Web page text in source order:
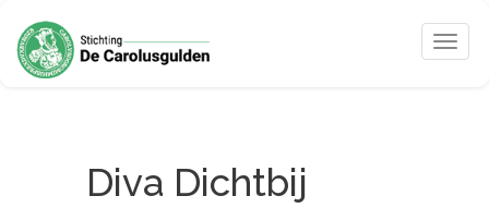
Toggle
Diva Dichtbij